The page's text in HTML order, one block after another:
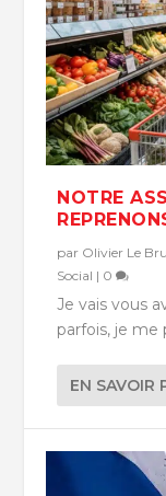
NOTRE
par Olivier Le
Social | 0
Je vais vous
parfois, je me
EN SAVOIR